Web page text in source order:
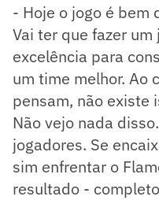
- Hoje o jogo é bem
Vai ter que fazer
excelência para
um time melhor. Ao
pensam, não existe
Não vejo nada
jogadores. Se
sim enfrentar o
resultado -